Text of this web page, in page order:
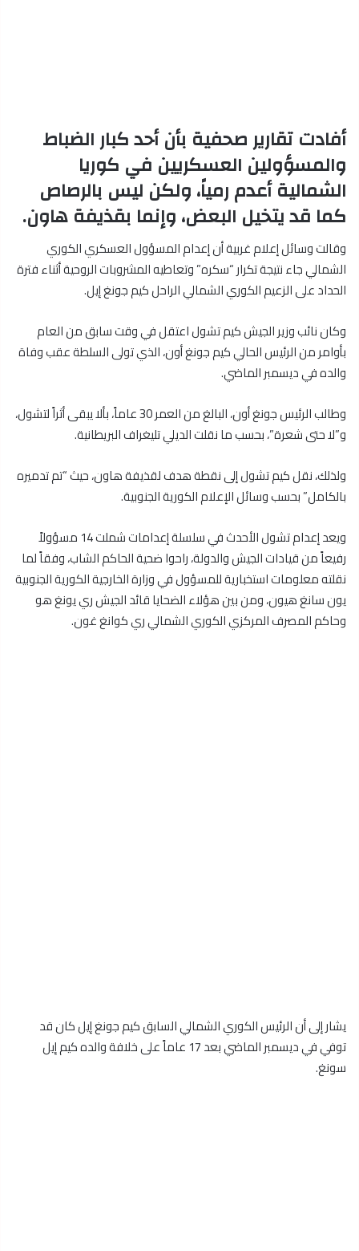
أفادت تقارير صحفية بأن أحد كبار الضباط
والمسؤولين العسكريين في كوريا
الشمالية أعدم رمياً، ولكن ليس بالرصاص
كما قد يتخيل البعض، وإنما بقذيفة هاون.
وقالت وسائل إعلام غربية أن إعدام المسؤول العسكري الكوري
الشمالي جاء نتيجة تكرار “سكره” وتعاطيه المشروبات الروحية أثناء فترة
الحداد على الزعيم الكوري الشمالي الراحل كيم جونغ إيل.
وكان نائب وزير الجيش كيم تشول اعتقل في وقت سابق من العام
بأوامر من الرئيس الحالي كيم جونغ أون، الذي تولى السلطة عقب وفاة
والده في ديسمبر الماضي.
وطالب الرئيس جونغ أون، البالغ من العمر 30 عاماً، بألا يبقى أثراً لتشول،
و”لا حتى شعرة”، بحسب ما نقلت الديلي تليغراف البريطانية.
ولذلك، نقل كيم تشول إلى نقطة هدف لقذيفة هاون، حيث “تم تدميره
بالكامل” بحسب وسائل الإعلام الكورية الجنوبية.
ويعد إعدام تشول الأحدث في سلسلة إعدامات شملت 14 مسؤولاً
رفيعاً من قيادات الجيش والدولة، راحوا ضحية الحاكم الشاب، وفقاً لما
نقلته معلومات استخبارية للمسؤول في وزارة الخارجية الكورية الجنوبية
يون سانغ هيون، ومن بين هؤلاء الضحايا قائد الجيش ري يونغ هو
وحاكم المصرف المركزي الكوري الشمالي ري كوانغ غون.
يشار إلى أن الرئيس الكوري الشمالي السابق كيم جونغ إيل كان قد
توفي في ديسمبر الماضي بعد 17 عاماً على خلافة والده كيم إيل
سونغ.